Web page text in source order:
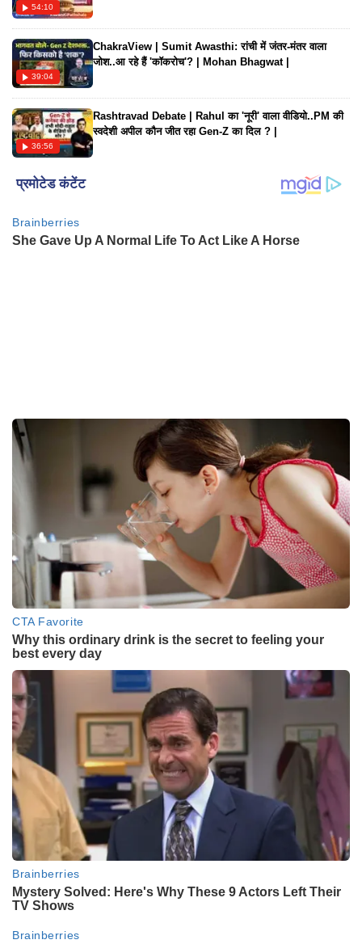
54:10
39:04
ChakraView | Sumit Awasthi: रांची में जंतर-मंतर वाला
जोश..आ रहे हैं 'कॉकरोच'? | Mohan Bhagwat |
36:56
Rashtravad Debate | Rahul का 'नूरी' वाला वीडियो..PM की
स्वदेशी अपील कौन जीत रहा Gen-Z का दिल ? |